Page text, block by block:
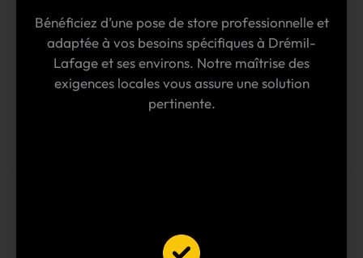
Bénéficiez d’une pose de store professionnelle et
adaptée à vos besoins spécifiques à Drémil-
Lafage et ses environs. Notre maîtrise des
exigences locales vous assure une solution
pertinente.